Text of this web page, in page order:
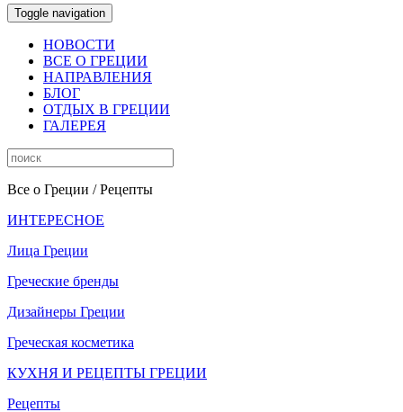
Toggle navigation
НОВОСТИ
ВСЕ О ГРЕЦИИ
НАПРАВЛЕНИЯ
БЛОГ
ОТДЫХ В ГРЕЦИИ
ГАЛЕРЕЯ
Все о Греции / Рецепты
ИНТЕРЕСНОЕ
Лица Греции
Греческие бренды
Дизайнеры Греции
Греческая косметика
КУХНЯ И РЕЦЕПТЫ ГРЕЦИИ
Рецепты